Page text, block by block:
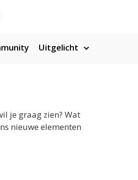
Uitgelicht
je graag zien? Wat
nieuwe elementen